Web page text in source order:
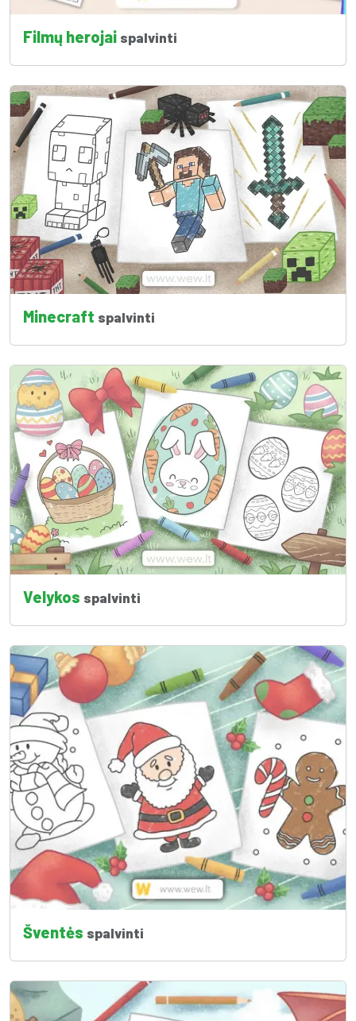
Filmų herojai spalvinti
Minecraft spalvinti
Velykos spalvinti
Šventės spalvinti